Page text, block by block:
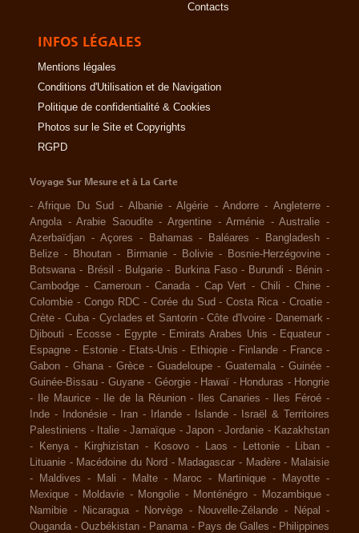
Contacts
INFOS LÉGALES
Mentions légales
Conditions d'Utilisation et de Navigation
Politique de confidentialité & Cookies
Photos sur le Site et Copyrights
RGPD
Voyage Sur Mesure et à La Carte
-Afrique Du Sud - Albanie -Algérie -Andorre - Angleterre -
Angola -Arabie Saoudite -Argentine -Arménie -Australie -
Azerbaïdjan - Açores - Bahamas - Baléares - Bangladesh -
Belize - Bhoutan - Birmanie - Bolivie - Bosnie-Herzégovine -
Botswana - Brésil - Bulgarie - Burkina Faso - Burundi - Bénin -
Cambodge - Cameroun - Canada - Cap Vert - Chili -Chine -
Colombie - Congo RDC - Corée du Sud -Costa Rica -Croatie -
Crète - Cuba - Cyclades et Santorin -Côte d'Ivoire - Danemark -
Djibouti - Ecosse - Egypte - Emirats Arabes Unis - Equateur -
Espagne - Estonie - Etats-Unis - Ethiopie - Finlande - France -
Gabon - Ghana - Grèce - Guadeloupe - Guatemala - Guinée -
Guinée-Bissau - Guyane - Géorgie - Hawaï - Honduras - Hongrie
-
Ile Maurice - Ile de la Réunion - Iles Canaries - Iles Féroé -
Inde - Indonésie - Iran - Irlande - Islande -
Israël & Territoires
Palestiniens - Italie - Jamaïque - Japon - Jordanie - Kazakhstan
-
Kenya - Kirghizistan - Kosovo - Laos - Lettonie - Liban -
Lituanie - Macédoine du Nord - Madagascar - Madère - Malaisie
-
Maldives - Mali - Malte - Maroc - Martinique - Mayotte -
Mexique - Moldavie - Mongolie - Monténégro - Mozambique -
Namibie - Nicaragua - Norvège - Nouvelle-Zélande - Népal
-
Ouganda -Ouzbékistan - Panama - Pays de Galles - Philippines